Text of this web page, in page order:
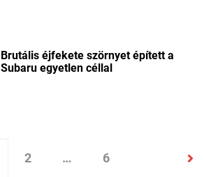
Brutális éjfekete szörnyet épített a
Subaru egyetlen céllal
2 … 6